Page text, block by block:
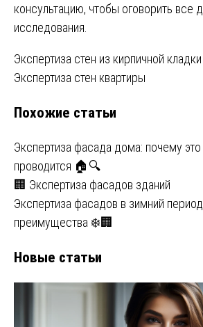
консультацию, чтобы оговорить все
исследования.
Навигация
записям
Экспертиза стен из кирпичной кладки
Экспертиза стен квартиры
Похожие статьи
Экспертиза фасада дома: почему
проводится 🏠🔍
🏢 Экспертиза фасадов зданий
Экспертиза фасадов в зимний
преимущества ❄️🏢
Новые статьи